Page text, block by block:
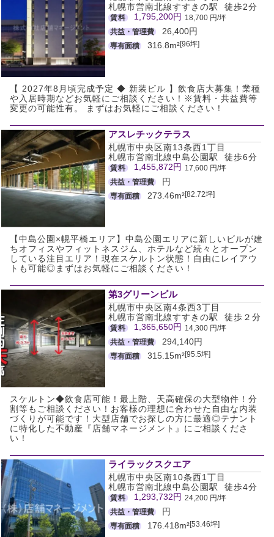
札幌市営南北線すすきの駅 徒歩2分
賃料 1,795,200円 18,700 円/坪
共益・管理費
26,400円
専有面積 316.8m²[96坪]
【 2027年8月頃完成予定 ◆ 新装ビル 】飲食店大募集！業種
や入居時期などお気軽にご相談ください！※賃料・共益費等
変更の可能性有。 まずはお気軽にご相談ください！
アスレチックテラス
札幌市中央区南13条西1丁目
札幌市営南北線中島公園駅 徒歩6分
賃料 1,455,872円 17,600 円/坪
共益・管理費
円
専有面積 273.46m²[82.72坪]
【中島公園×幌平橋エリア】中島公園エリアに新しいビルが建
ちオフィスやフィットネスジム、ホテルなど続々とオープン
している注目エリア！現在スケルトン状態！自由にレイアウ
トも可能◎まずはお気軽にご相談ください！
第3グリーンビル
札幌市中央区南4条西3丁目
札幌市営南北線すすきの駅 徒歩２分
賃料 1,365,650円 14,300 円/坪
共益・管理費
294,140円
専有面積 315.15m²[95.5坪]
スケルトン◆飲食店可能！最上階、天高確保の大型物件！分
割等もご相談ください！お客様の理想に合わせた自由な内装
づくりが可能です！大型店舗でお探しの方に最適◎テナント
に特化した不動産『店舗マネージメント』にご相談くださ
い！
ライラックスクエア
札幌市中央区南10条西1丁目
札幌市営南北線中島公園駅 徒歩4分
賃料 1,293,732円 24,200 円/坪
共益・管理費
円
専有面積 176.418m²[53.46坪]